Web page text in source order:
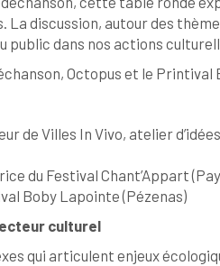
discussion, autour des
public dans nos actions
Octopus et le Printival
de Villes In Vivo, atelier
du Festival Chant’Appart
Boby Lapointe (Pézenas)
culturel
qui articulent enjeux